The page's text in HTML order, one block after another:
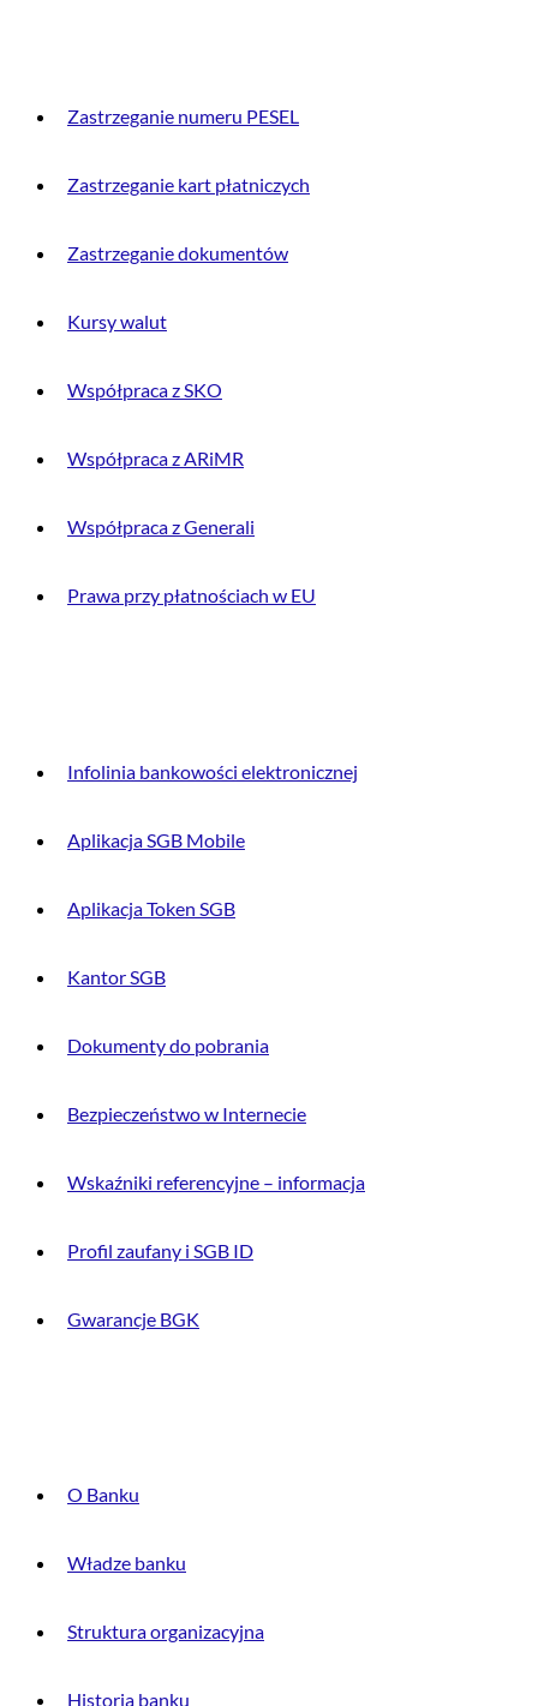
Zastrzeganie numeru PESEL
Zastrzeganie kart płatniczych
Zastrzeganie dokumentów
Kursy walut
Współpraca z SKO
Współpraca z ARiMR
Współpraca z Generali
Prawa przy płatnościach w EU
Infolinia bankowości elektronicznej
Aplikacja SGB Mobile
Aplikacja Token SGB
Kantor SGB
Dokumenty do pobrania
Bezpieczeństwo w Internecie
Wskaźniki referencyjne – informacja
Profil zaufany i SGB ID
Gwarancje BGK
O Banku
Władze banku
Struktura organizacyjna
Historia banku